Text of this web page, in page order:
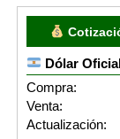
Dólar
Compra:
Venta:
Actualización: